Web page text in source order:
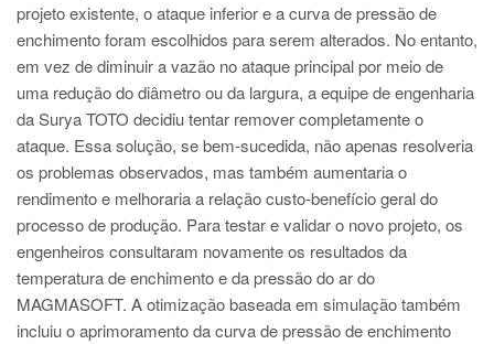
projeto existente, o ataque inferior e a curva de pressão de
enchimento foram escolhidos para serem alterados. No entanto,
em vez de diminuir a vazão no ataque principal por meio de
uma redução do diâmetro ou da largura, a equipe de engenharia
da Surya TOTO decidiu tentar remover completamente o
ataque. Essa solução, se bem-sucedida, não apenas resolveria
os problemas observados, mas também aumentaria o
rendimento e melhoraria a relação custo-benefício geral do
processo de produção. Para testar e validar o novo projeto, os
engenheiros consultaram novamente os resultados da
temperatura de enchimento e da pressão do ar do
MAGMASOFT. A otimização baseada em simulação também
incluiu o aprimoramento da curva de pressão de enchimento